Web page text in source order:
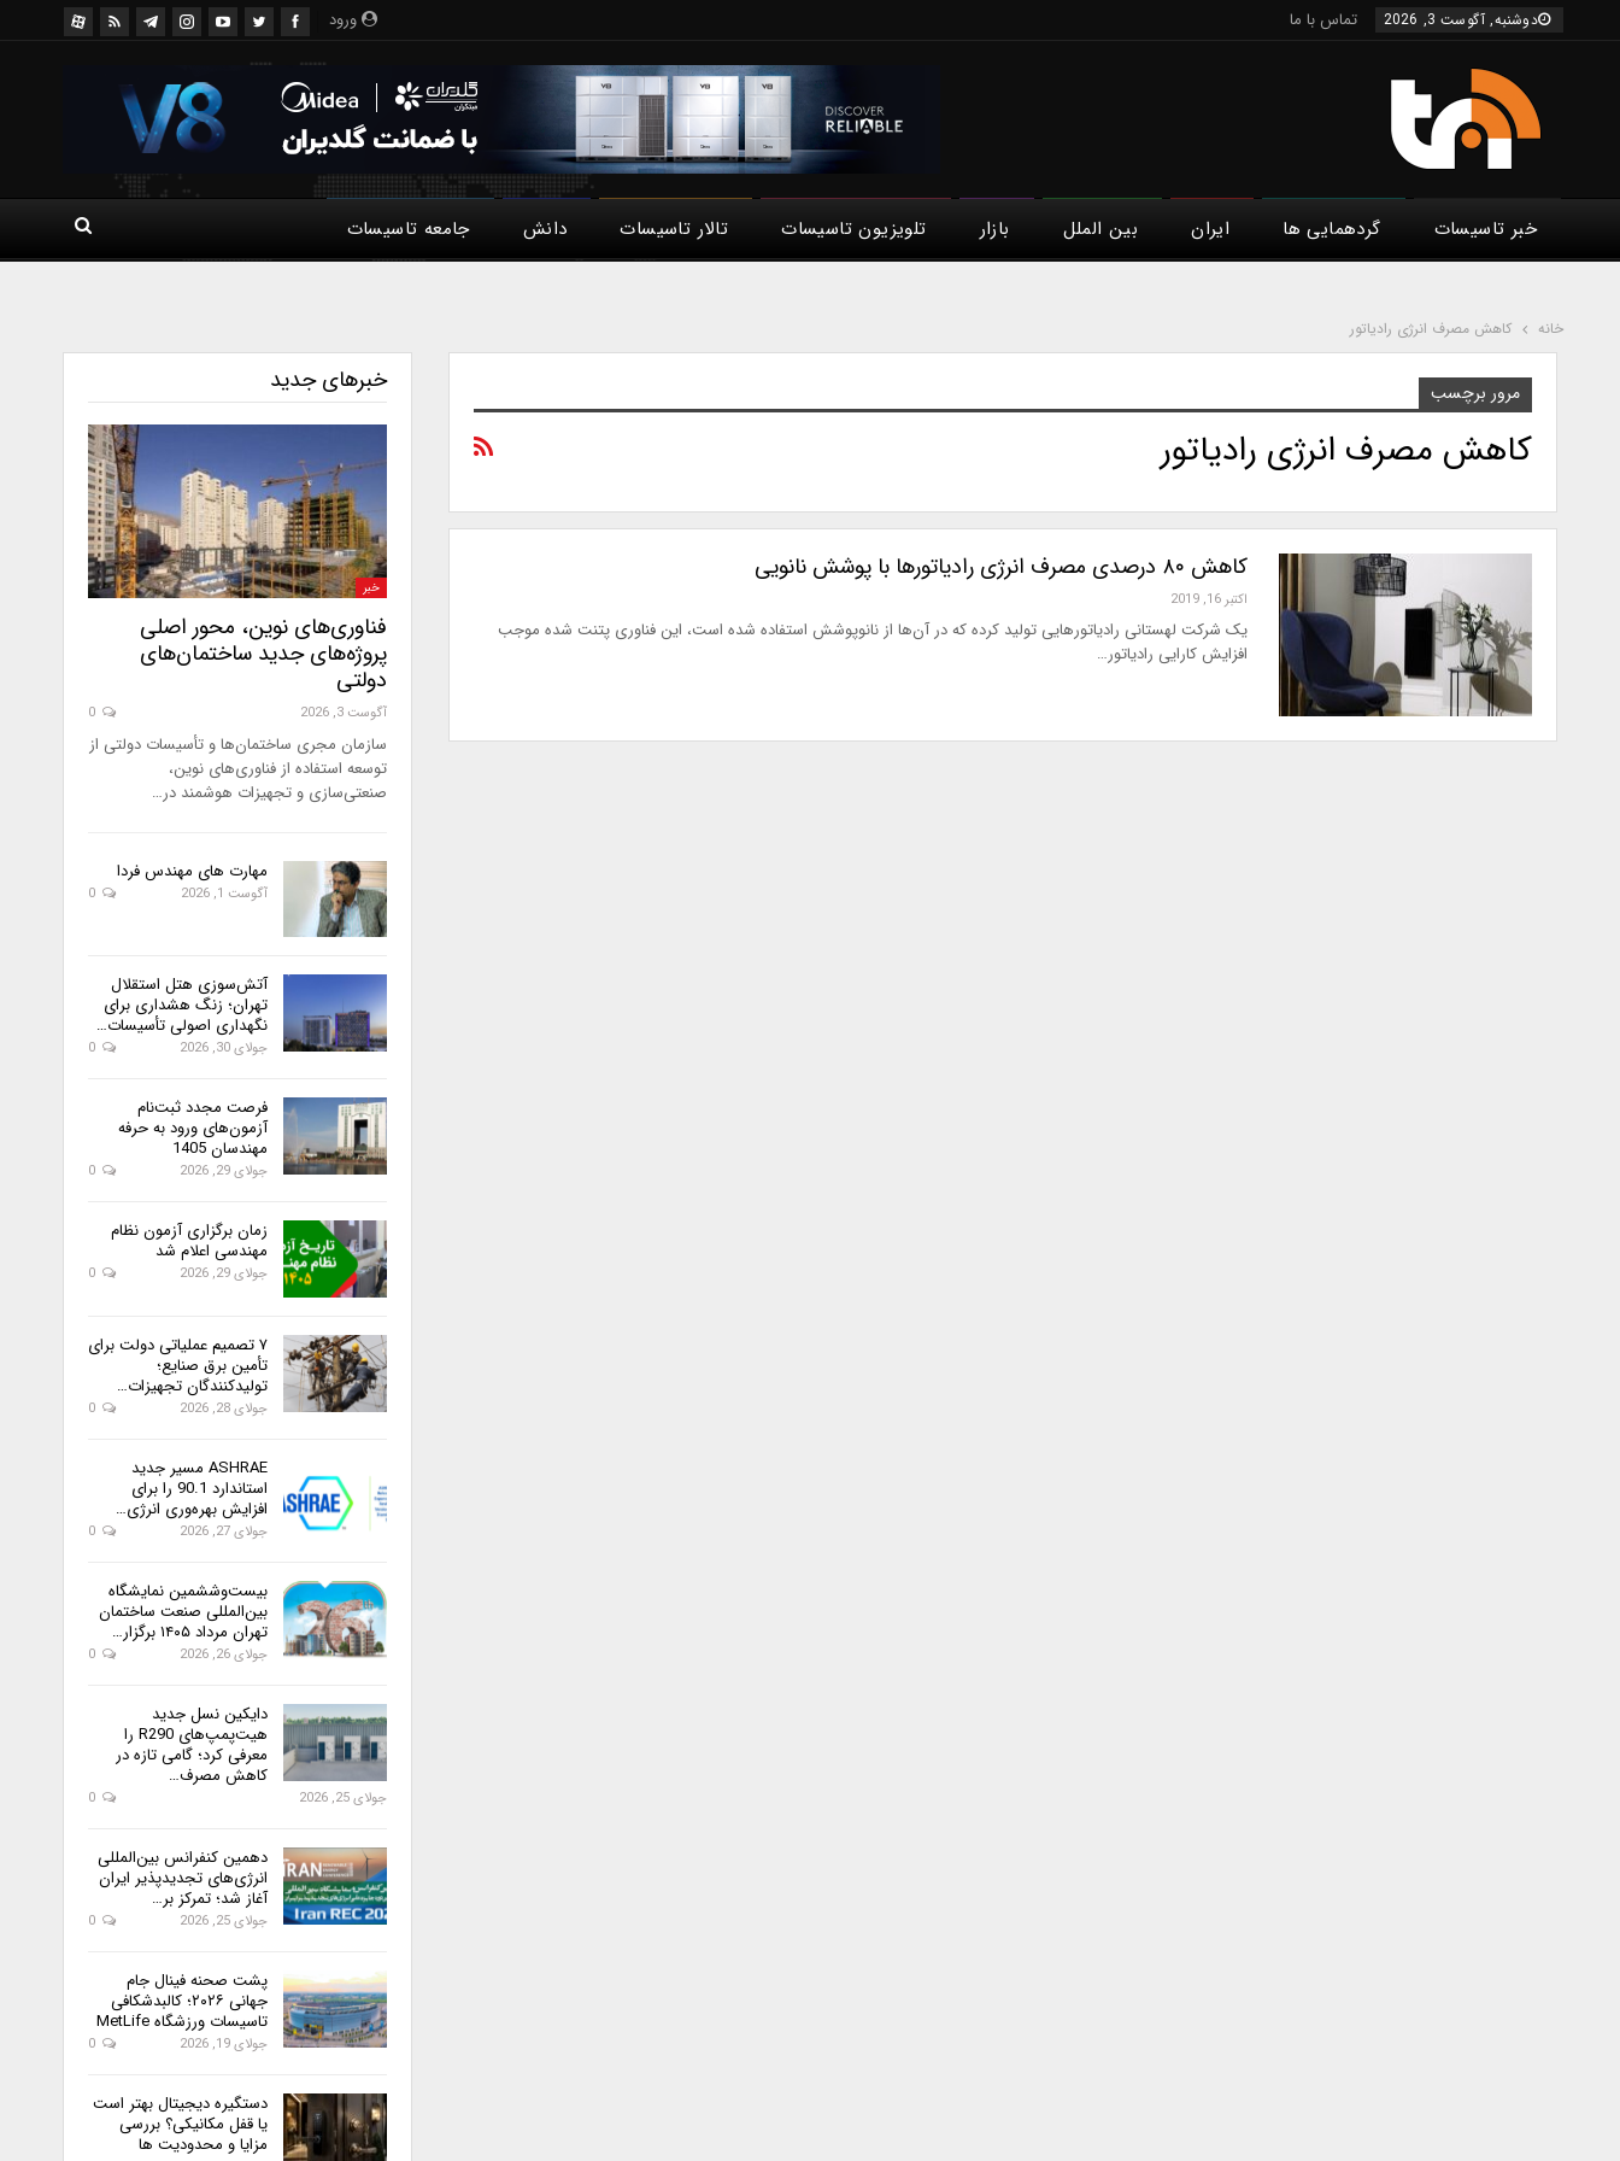
ورود دوشنبه, آگوست 3, 2026 تماس با ما
خبر تاسیسات گردهمایی ها ایران بین الملل بازار تلویزیون تاسیسات تالار تاسیسات دانش جامعه تاسیسات
خانه کاهش مصرف انرژی رادیاتور
مرور برچسب
کاهش مصرف انرژی رادیاتور
کاهش ۸۰ درصدی مصرف انرژی رادیاتورها با پوشش نانویی
اکتبر 16, 2019
یک شرکت لهستانی رادیاتورهایی تولید کرده که در آن‌ها از نانوپوشش استفاده شده است، این فناوری پتنت شده موجب
افزایش کارایی رادیاتور…
خبرهای جدید
خبر
فناوری‌های نوین، محور اصلی
پروژه‌های جدید ساختمان‌های
دولتی
آگوست 3, 2026
سازمان مجری ساختمان‌ها و تأسیسات دولتی از
توسعه استفاده از فناوری‌های نوین،
صنعتی‌سازی و تجهیزات هوشمند در…
مهارت های مهندس فردا
آگوست 1, 2026
آتش‌سوزی هتل استقلال
تهران؛ زنگ هشداری برای
نگهداری اصولی تأسیسات…
جولای 30, 2026
فرصت مجدد ثبت‌نام
آزمون‌های ورود به حرفه
مهندسان 1405
جولای 29, 2026
زمان برگزاری آزمون نظام
مهندسی اعلام شد
جولای 29, 2026
۷ تصمیم عملیاتی دولت برای
تأمین برق صنایع؛
تولیدکنندگان تجهیزات…
جولای 28, 2026
ASHRAE مسیر جدید
استاندارد 90.1 را برای
افزایش بهره‌وری انرژی…
جولای 27, 2026
بیست‌وششمین نمایشگاه
بین‌المللی صنعت ساختمان
تهران مرداد ۱۴۰۵ برگزار…
جولای 26, 2026
دایکین نسل جدید
هیت‌پمپ‌های R290 را
معرفی کرد؛ گامی تازه در
کاهش مصرف…
جولای 25, 2026
دهمین کنفرانس بین‌المللی
انرژی‌های تجدیدپذیر ایران
آغاز شد؛ تمرکز بر…
جولای 25, 2026
پشت صحنه فینال جام
جهانی ۲۰۲۶؛ کالبدشکافی
تاسیسات ورزشگاه MetLife
جولای 19, 2026
دستگیره دیجیتال بهتر است
یا قفل مکانیکی؟ بررسی
مزایا و محدودیت ها